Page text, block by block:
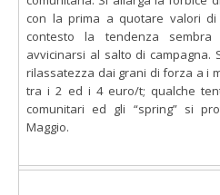
con la prima a quotare valori
contesto la tendenza
avvicinarsi al salto di campagna.
rilassatezza dai grani di forza a i
tra i 2 ed i 4 euro/t; qualche
comunitari ed gli “spring” si
Maggio.